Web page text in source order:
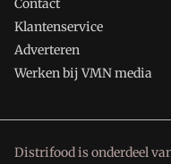
Contact
Klantenservice
Adverteren
Werken bij VMN media
Distrifood is onderdeel